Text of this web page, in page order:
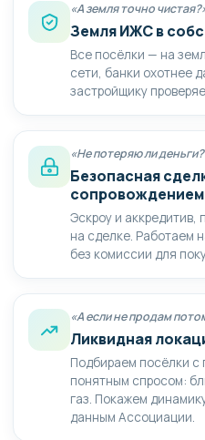
«А земля точно
Земля ИЖС в
Все посёлки — на
сети, банки охотнее
застройщику
«Не потеряю ли
Безопасная
сопровождением
Эскроу и аккредитив,
на сделке. Работаем
без комиссии для
«А если не продам
Ликвидная
Подбираем посёлки с
понятным спросом:
газ. Покажем
данным Ассоциации.